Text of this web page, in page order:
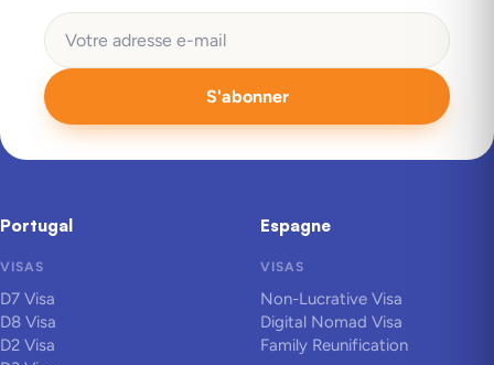
S'abonner
Portugal
VISAS
D7 Visa
D8 Visa
D2 Visa
Espagne
VISAS
Non-Lucrative Visa
Digital Nomad Visa
Family Reunification